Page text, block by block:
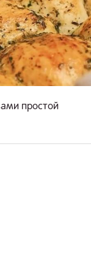
простой